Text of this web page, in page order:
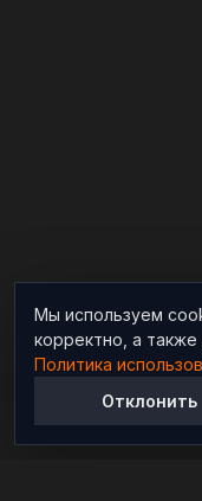
Мы используем
корректно, а
Политика
Отклонить